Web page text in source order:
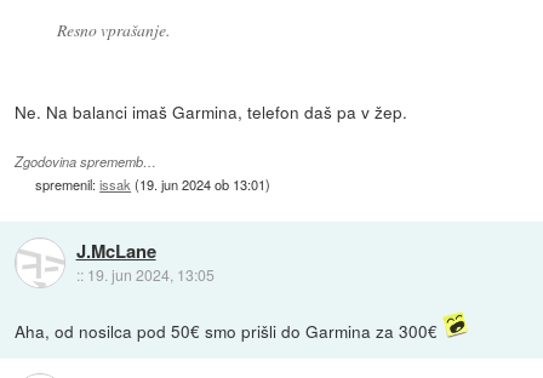
Resno vprašanje.
Ne. Na balanci imaš Garmina, telefon daš pa v žep.
Zgodovina sprememb…
spremenil:issak(19. jun 2024 ob 13:01)
J.McLane
:: 19. jun 2024, 13:05
Aha, od nosilca pod 50€ smo prišli do Garmina za 300€